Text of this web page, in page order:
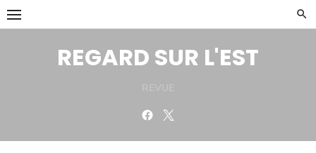
Skip
to
REGARD SUR L'EST
Facebook